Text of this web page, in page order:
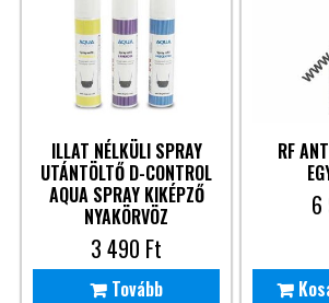
ILLAT NÉLKÜLI SPRAY
UTÁNTÖLTŐ D-CONTROL
AQUA SPRAY KIKÉPZŐ
NYAKÖRVÖZ
3 490 Ft
Tovább
RF
6